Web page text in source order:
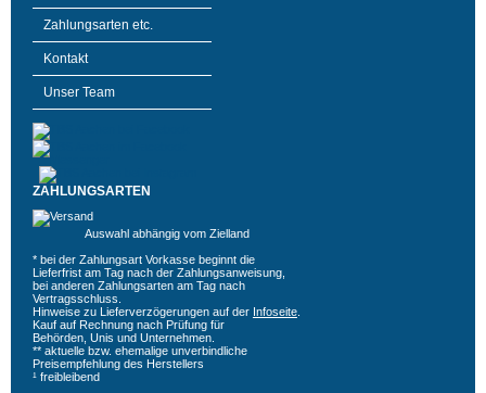
Zahlungsarten etc.
Kontakt
Unser Team
ZAHLUNGSARTEN
Auswahl abhängig vom Zielland
* bei der Zahlungsart Vorkasse beginnt die
Lieferfrist am Tag nach der Zahlungsanweisung,
bei anderen Zahlungsarten am Tag nach
Vertragsschluss.
Hinweise zu Lieferverzögerungen auf der Infoseite
Kauf auf Rechnung nach Prüfung für
Behörden, Unis und Unternehmen.
** aktuelle bzw. ehemalige unverbindliche
Preisempfehlung des Herstellers
¹ freibleibend